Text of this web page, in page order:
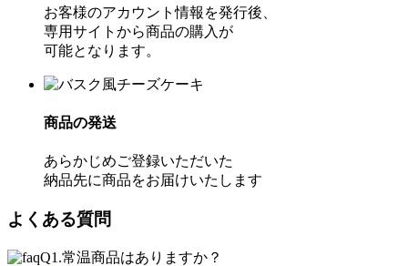
お客様のアカウント情報を発行後、
専用サイトから商品の購入が
可能となります。
商品の発送
あらかじめご登録いただいた
納品先に商品をお届けいたします
よくある質問
Q1.常温商品はありますか？